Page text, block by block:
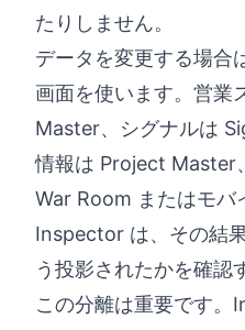
たりしません。
データを変更する場合
画面を使います。営業
Master、シグナルは
情報は Project Master
War Room またはモバ
Inspector は、その結
う投影されたかを確認
この分離は重要です。